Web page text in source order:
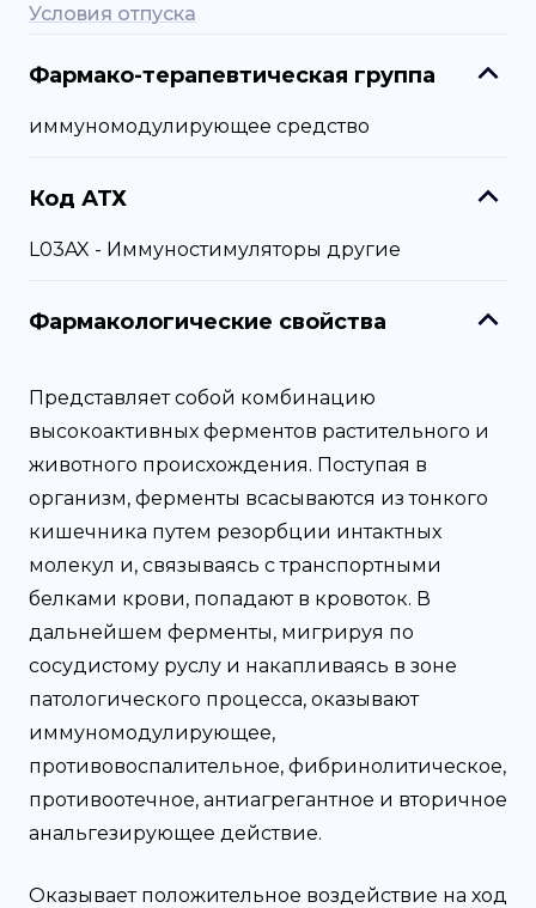
Условия отпуска
Фармако-терапевтическая группа
иммуномодулирующее средство
Код АТХ
L03AX - Иммуностимуляторы другие
Фармакологические свойства
Представляет собой комбинацию
высокоактивных ферментов растительного и
животного происхождения. Поступая в
организм, ферменты всасываются из тонкого
кишечника путем резорбции интактных
молекул и, связываясь с транспортными
белками крови, попадают в кровоток. В
дальнейшем ферменты, мигрируя по
сосудистому руслу и накапливаясь в зоне
патологического процесса, оказывают
иммуномодулирующее,
противовоспалительное, фибринолитическое,
противоотечное, антиагрегантное и вторичное
анальгезирующее действие.
Оказывает положительное воздействие на ход